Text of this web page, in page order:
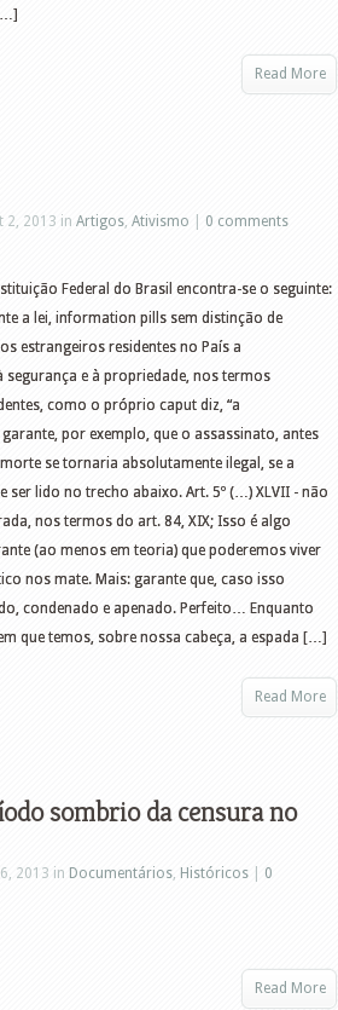
Read More
2, 2013 in Artigos, Ativismo
0 comments
Federal do Brasil encontra-se o seguinte:
a lei, information pills sem distinção de
estrangeiros residentes no País a
e à propriedade, nos termos
como o próprio caput diz, “a
por exemplo, que o assassinato, antes
se tornaria absolutamente ilegal, se a
lido no trecho abaixo. Art. 5º (…) XLVII - não
nos termos do art. 84, XIX; Isso é algo
(ao menos em teoria) que poderemos viver
nos mate. Mais: garante que, caso isso
condenado e apenado. Perfeito… Enquanto
que temos, sobre nossa cabeça, a espada […]
Read More
sombrio da censura no
2013 in Documentários, Históricos
0
Read More